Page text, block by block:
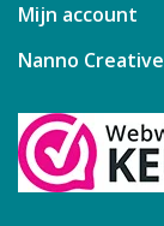
Mijn account
Nanno Creative